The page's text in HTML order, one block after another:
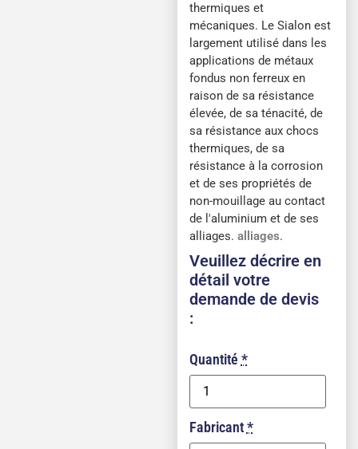
thermiques et
mécaniques. Le Sialon est
largement utilisé dans les
applications de métaux
fondus non ferreux en
raison de sa résistance
élevée, de sa ténacité, de
sa résistance aux chocs
thermiques, de sa
résistance à la corrosion
et de ses propriétés de
non-mouillage au contact
de l'aluminium et de ses
alliages. alliages.
Veuillez décrire en
détail votre
demande de devis
:
Quantité *
Fabricant*